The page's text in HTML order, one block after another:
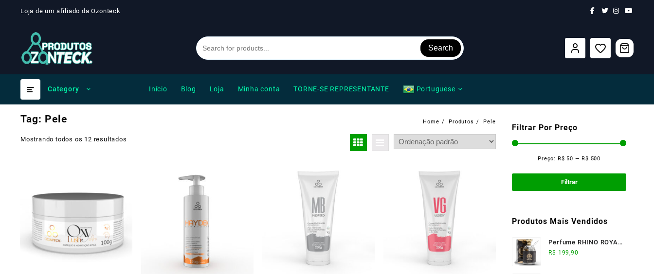
Loja de um afiliado da Ozonteck
Search
Category Início Blog Loja Minha conta TORNE-SE REPRESENTANTE Portuguese
Tag: Pele Home Produtos Pele
Mostrando todos os 12 resultados
Filtrar Por Preço
Filtrar
Preço: R$ 50 —R$ 500
Produtos Mais Vendidos
Perfume RHINO ROYALE
(100ml) - Ozonteck
R$ 199,90